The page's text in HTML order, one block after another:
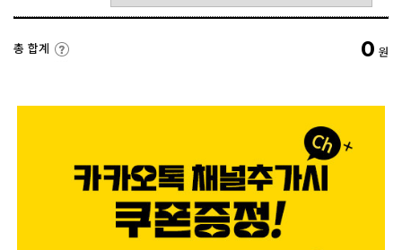
총 합계 0 원